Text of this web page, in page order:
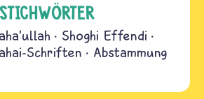
STICHWÖRTER
Shoghi Effendi
Schriften Abstammung